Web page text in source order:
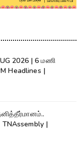
2026 | 6 மணி
Headlines |
|